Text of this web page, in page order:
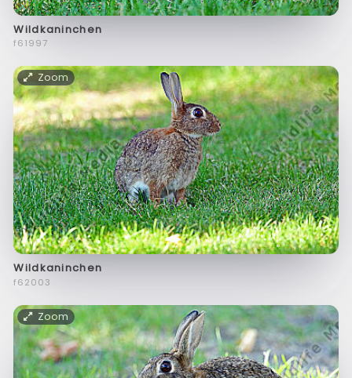
Wildkaninchen
f61997
Zoom
Wildkaninchen
f62003
Zoom